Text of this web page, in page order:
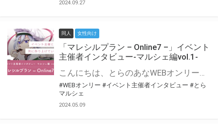
2024.09.27
同人 女性向け
「マレシルプラン – Online7 –」イベント
主催者インタビュー-マルシェ編vol.1-
こんにちは、とらのあなWEBオンリー運営スタッフです。 新たにお届けする、イベント主催者インタビュー-マルシェ編-は、 とらのあなWEBオンリー「マルシェ」をご利用した主催様に 「マルシェ」を使って開催した感想や心がけをお聞きする企画です。 今回は、WEBオンリー開催7回目迎えた「マレシルプラン – Online7 –」より、 主催の玉川うた様にお話を伺いました。 ▼マレシルプランのインタビュー前回記事 「イベント主催者インタビュー vol.6」はこちら 協力：玉川うた様（マレシルプラン実行委員会 代表）／イベント公式Twitter（@mallesil_plan） とらのあなWEBオンリー「マルシェ」とは？ WEBオンリーでリアルタイムでコミュニケーションがとれるオンライン会場です。
#WEBオンリー #イベント主催者インタビュー #とら
マルシェ
2024.05.09